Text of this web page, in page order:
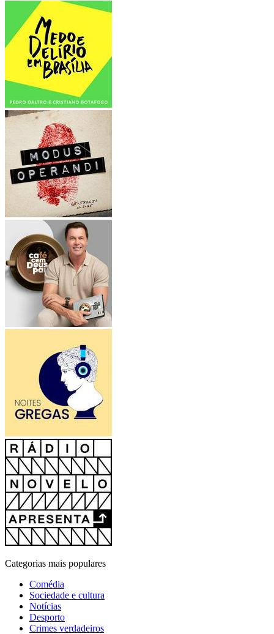
Categorias mais populares
Comédia
Sociedade e cultura
Notícias
Desporto
Crimes verdadeiros